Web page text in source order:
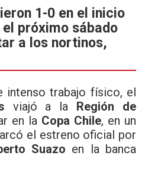
1-0 en el inicio
próximo sábado
a los nortinos,
intenso trabajo físico, el
viajó a la Región de
en la Copa Chile, en un
el estreno oficial por
Suazo en la banca